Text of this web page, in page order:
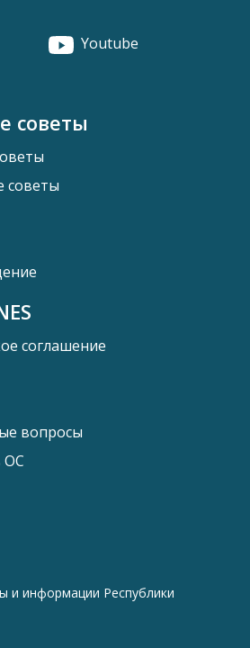
Youtube
советы
советы
соглашение
вопросы
ОС
и информации Республики